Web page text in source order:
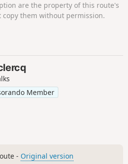
the local
information
are the property of this route's
copy them without permission.
Member
- Original version